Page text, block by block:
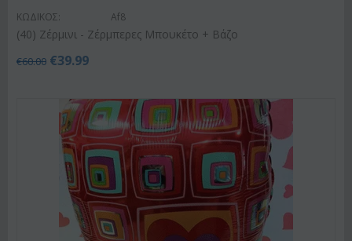
ΚΩΔΙΚΟΣ: Af8
(40) Ζέρμινι - Ζέρμπερες Μπουκέτο + Βάζο
€60.00 €39.99